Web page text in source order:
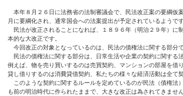
本年８月２６日に法務省の法制審議会で、民法改正案の要綱仮
月に要綱化され、通常国会への法案提出が予定されているようです
民法が改正されることになれば、１８９６年（明治２９年）に
本的な大改正です。
今回改正の対象となっているのは、民法の債権法に関する部分で
民法の債権法に関する部分は、日常生活や企業の契約に関する
例えば、物を売り買いするのは売買契約、マンションの部屋を借
貸し借りするのは消費貸借契約、私たちの様々な経済活動は全て
このような契約に関するルールを定めているのが民法（債権法
も前の明治時代に作られたままで、大きな改正は為されてきません